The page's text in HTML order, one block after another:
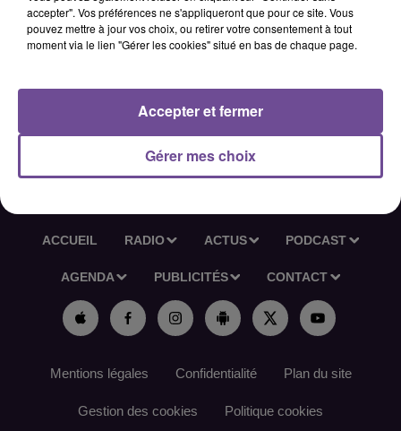
Vous réceptionnez les demandes d'achats par mail ou
téléphone. Vous réalisez les commandes correspondant aux
Référence de l’offre France Travail : 171QPWH
ACCUEIL RADIO ACTUS PODCAST
AGENDA PUBLICITÉS CONTACT
Mentions légales Confidentialité Plan du site
Gestion des cookies Politique cookies
accepter". Vos préférences ne s'appliqueront que pour ce site. Vous
pouvez mettre à jour vos choix, ou retirer votre consentement à tout
moment via le lien "Gérer les cookies" situé en bas de chaque page.
Gérer mes choix
Accepter et fermer